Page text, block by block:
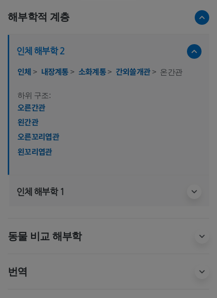
해부학적 계층
인체 해부학 2
인체> 내장계통> 소화계통> 간외쓸개관> 온간관
하위 구조:
오른간관
왼간관
오른꼬리엽관
왼꼬리엽관
인체 해부학 1
동물 비교 해부학
번역